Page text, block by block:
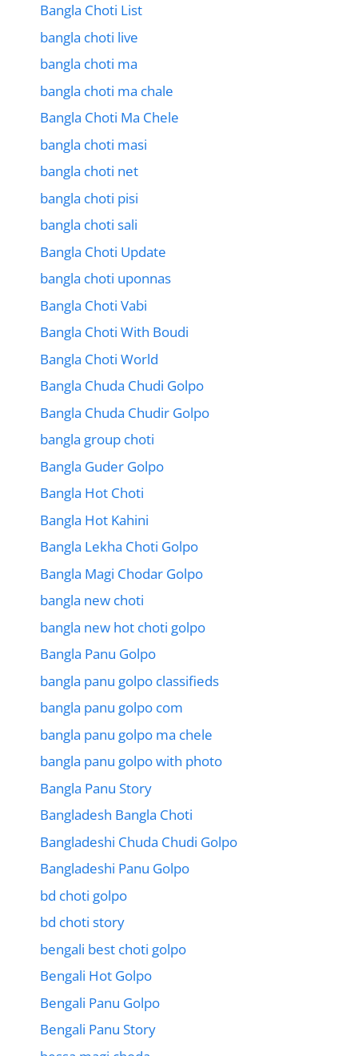
Bangla Choti List
bangla choti live
bangla choti ma
bangla choti ma chale
Bangla Choti Ma Chele
bangla choti masi
bangla choti net
bangla choti pisi
bangla choti sali
Bangla Choti Update
bangla choti uponnas
Bangla Choti Vabi
Bangla Choti With Boudi
Bangla Choti World
Bangla Chuda Chudi Golpo
Bangla Chuda Chudir Golpo
bangla group choti
Bangla Guder Golpo
Bangla Hot Choti
Bangla Hot Kahini
Bangla Lekha Choti Golpo
Bangla Magi Chodar Golpo
bangla new choti
bangla new hot choti golpo
Bangla Panu Golpo
bangla panu golpo classifieds
bangla panu golpo com
bangla panu golpo ma chele
bangla panu golpo with photo
Bangla Panu Story
Bangladesh Bangla Choti
Bangladeshi Chuda Chudi Golpo
Bangladeshi Panu Golpo
bd choti golpo
bd choti story
bengali best choti golpo
Bengali Hot Golpo
Bengali Panu Golpo
Bengali Panu Story